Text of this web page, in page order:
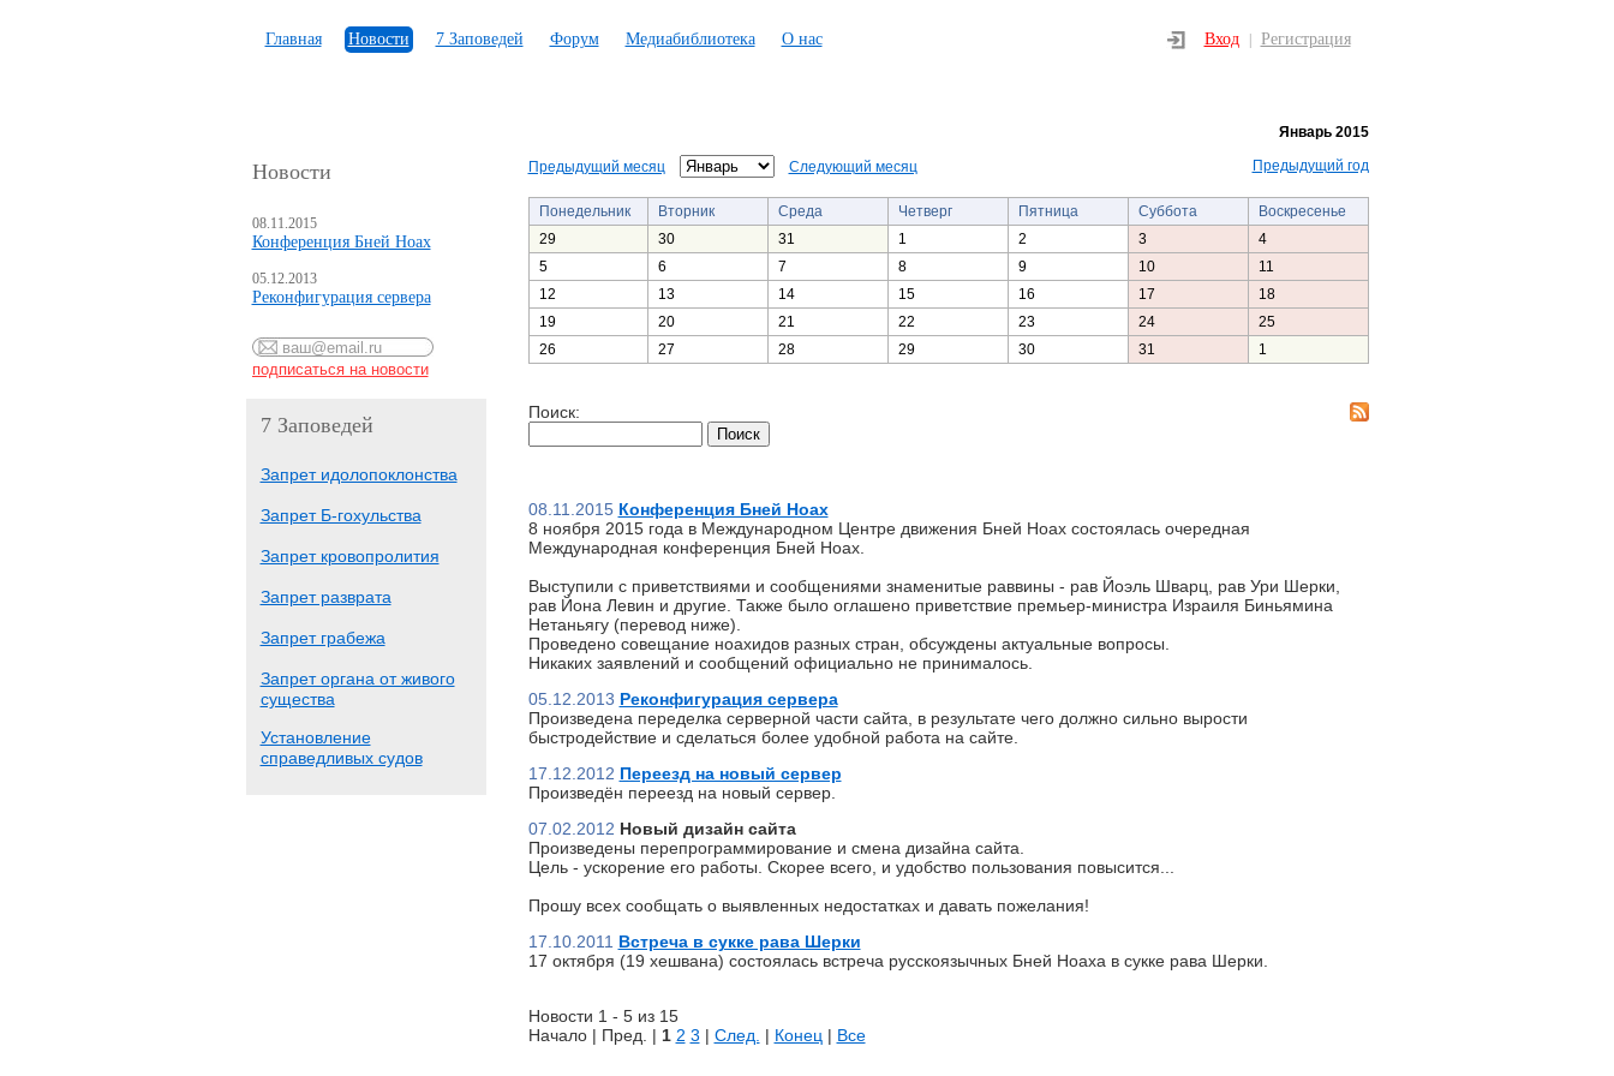
Главная Новости 7 Заповедей Форум Медиабиблиотека О нас Вход Регистрация
Новости
08.11.2015
Конференция Бней Ноах
05.12.2013
Реконфигурация сервера
7 Заповедей
Запрет идолопоклонства
Запрет Б-гохульства
Запрет кровопролития
Запрет разврата
Запрет грабежа
Запрет органа от живого
существа
Установление
справедливых судов
Январь 2015
Предыдущий месяц Следующий месяц Предыдущий год
Понедельник Вторник Среда Четверг Пятница Суббота
Воскресенье
29
30 31 1 2 3
4
5
6 7 8 9 10
11
12
13 14 15 16 17
18
19
20 21 22 23 24
25
26
27 28 29 30 31 1
Поиск:
08.11.2015 Конференция Бней Ноах
8 ноября 2015 года в Международном Центре движения Бней Ноах состоялась очередная
Международная конференция Бней Ноах.
Выступили с приветствиями и сообщениями знаменитые раввины - рав Йоэль Шварц, рав Ури Шерки,
рав Йона Левин и другие. Также было оглашено приветствие премьер-министра Израиля Биньямина
Нетаньягу (перевод ниже).
Проведено совещание ноахидов разных стран, обсуждены актуальные вопросы.
Никаких заявлений и сообщений официально не принималось.
05.12.2013 Реконфигурация сервера
Произведена переделка серверной части сайта, в результате чего должно сильно вырости
быстродействие и сделаться более удобной работа на сайте.
17.12.2012 Переезд на новый сервер
Произведён переезд на новый сервер.
07.02.2012 Новый дизайн сайта
Произведены перепрограммирование и смена дизайна сайта.
Цель - ускорение его работы. Скорее всего, и удобство пользования повысится...
Прошу всех сообщать о выявленных недостатках и давать пожелания!
17.10.2011 Встреча в сукке рава Шерки
17 октября (19 хешвана) состоялась встреча русскоязычных Бней Ноаха в сукке рава Шерки.
Новости 1 - 5 из 15
Начало | Пред. | 1 2 3 | След. | Конец | Все